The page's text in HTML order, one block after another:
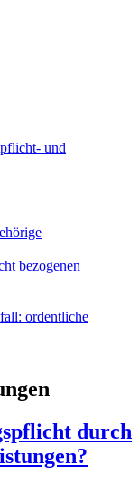
und
bezogenen
ordentliche
durch